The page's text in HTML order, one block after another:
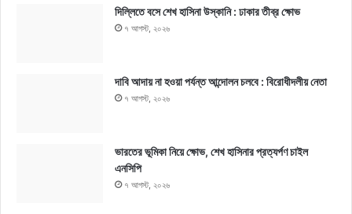
দিল্লিতে বসে শেখ হাসিনা উস্কানি : ঢাকার তীব্র ক্ষোভ
৭ আগস্ট, ২০২৬
দাবি আদায় না হওয়া পর্যন্ত আন্দোলন চলবে : বিরোধীদলীয় নেতা
৭ আগস্ট, ২০২৬
ভারতের ভূমিকা নিয়ে ক্ষোভ, শেখ হাসিনার প্রত্যর্পণ চাইল
এনসিপি
৭ আগস্ট, ২০২৬